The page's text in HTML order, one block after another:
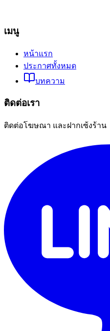
เมนู
หน้าแรก
ประกาศทั้งหมด
บทความ
ติดต่อเรา
ติดต่อโฆษณา และฝากเซ้งร้าน